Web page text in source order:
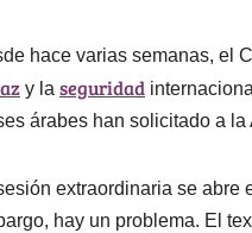
hace varias semanas, el
y la seguridad
árabes han solicitado a
extraordinaria se abre
hay un problema. El